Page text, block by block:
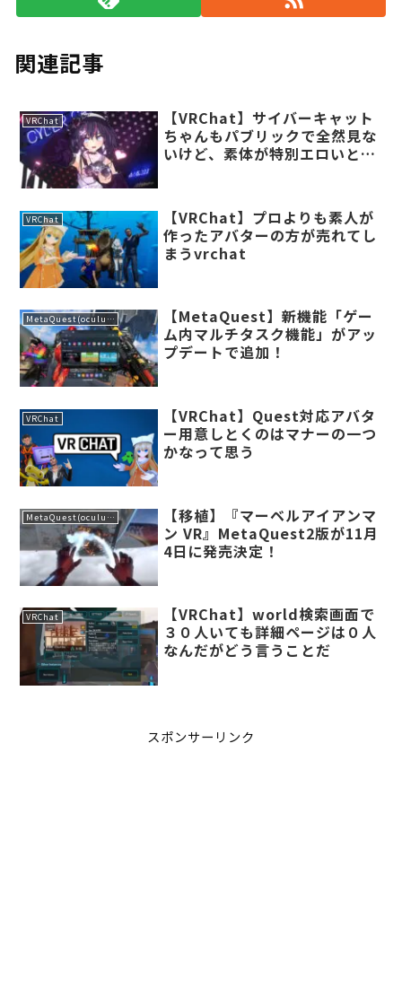
関連記事
VRChat
【VRChat】サイバーキャット
ちゃんもパブリックで全然見な
いけど、素体が特別エロいとか
VRChat
【VRChat】プロよりも素人が
作ったアバターの方が売れてし
まうvrchat
MetaQuest(oculus)
【MetaQuest】新機能「ゲー
ム内マルチタスク機能」がアッ
プデートで追加！
VRChat
【VRChat】Quest対応アバタ
ー用意しとくのはマナーの一つ
かなって思う
MetaQuest(oculus)
【移植】『マーベルアイアンマ
ン VR』MetaQuest2版が11月
4日に発売決定！
VRChat
【VRChat】world検索画面で
３０人いても詳細ページは０人
なんだがどう言うことだ
スポンサーリンク